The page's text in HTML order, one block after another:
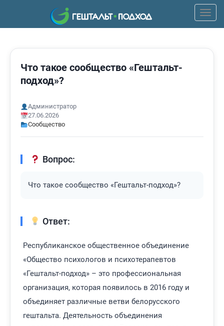
Что такое сообщество «Гештальт-
подход»?
Администратор
27.06.2026
Сообщество
Вопрос:
Что такое сообщество «Гештальт-подход»?
Ответ:
Республиканское общественное объединение
«Общество психологов и психотерапевтов
«Гештальт-подход» – это профессиональная
организация, которая появилось в 2016 году и
объединяет различные ветви белорусского
гештальта. Деятельность объединения